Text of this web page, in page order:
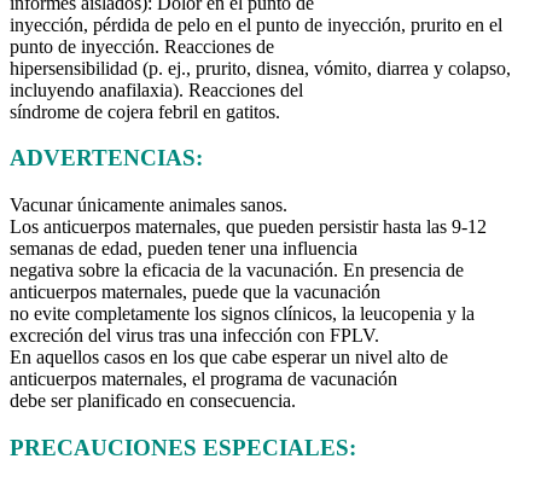
inyección, pérdida de pelo en el punto de inyección, prurito en el
punto de inyección. Reacciones de
hipersensibilidad (p. ej., prurito, disnea, vómito, diarrea y colapso,
incluyendo anafilaxia). Reacciones del
síndrome de cojera febril en gatitos.
ADVERTENCIAS:
Vacunar únicamente animales sanos.
Los anticuerpos maternales, que pueden persistir hasta las 9-12
semanas de edad, pueden tener una influencia
negativa sobre la eficacia de la vacunación. En presencia de
anticuerpos maternales, puede que la vacunación
no evite completamente los signos clínicos, la leucopenia y la
excreción del virus tras una infección con FPLV.
En aquellos casos en los que cabe esperar un nivel alto de
anticuerpos maternales, el programa de vacunación
debe ser planificado en consecuencia.
PRECAUCIONES ESPECIALES: